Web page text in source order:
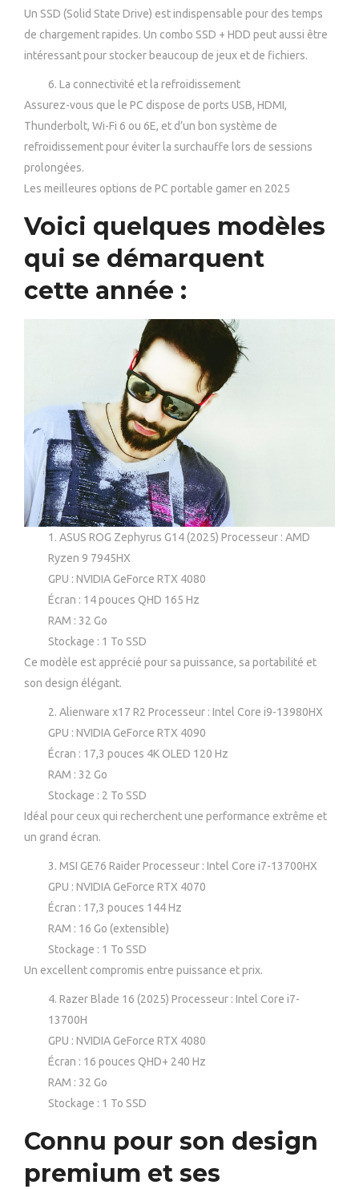
Un SSD (Solid State Drive) est indispensable pour des temps
de chargement rapides. Un combo SSD + HDD peut aussi être
intéressant pour stocker beaucoup de jeux et de fichiers.
La connectivité et la refroidissement
Assurez-vous que le PC dispose de ports USB, HDMI,
Thunderbolt, Wi-Fi 6 ou 6E, et d’un bon système de
refroidissement pour éviter la surchauffe lors de sessions
prolongées.
Les meilleures options de PC portable gamer en 2025
Voici quelques modèles
qui se démarquent
cette année :
ASUS ROG Zephyrus G14 (2025) Processeur : AMD
Ryzen 9 7945HX
GPU : NVIDIA GeForce RTX 4080
Écran : 14 pouces QHD 165 Hz
RAM : 32 Go
Stockage : 1 To SSD
Ce modèle est apprécié pour sa puissance, sa portabilité et
son design élégant.
Alienware x17 R2 Processeur : Intel Core i9-13980HX
GPU : NVIDIA GeForce RTX 4090
Écran : 17,3 pouces 4K OLED 120 Hz
RAM : 32 Go
Stockage : 2 To SSD
Idéal pour ceux qui recherchent une performance extrême et
un grand écran.
MSI GE76 Raider Processeur : Intel Core i7-13700HX
GPU : NVIDIA GeForce RTX 4070
Écran : 17,3 pouces 144 Hz
RAM : 16 Go (extensible)
Stockage : 1 To SSD
Un excellent compromis entre puissance et prix.
Razer Blade 16 (2025) Processeur : Intel Core i7-
13700H
GPU : NVIDIA GeForce RTX 4080
Écran : 16 pouces QHD+ 240 Hz
RAM : 32 Go
Stockage : 1 To SSD
Connu pour son design
premium et ses